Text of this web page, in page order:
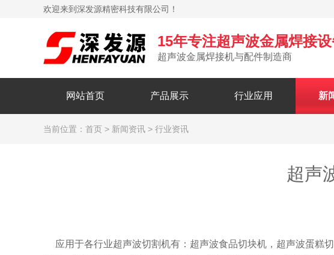
欢迎来到深发源精密科技有限公司！
15年专注超声波金属焊接
超声波金属焊接机与配件制造商
网站首页 产品展示 行业应用 新
当前位置： 首页 > 新闻资讯 > 行业资讯
超声
应用于各行业超声波切割机有：超声波食品切块机，超声波蛋糕